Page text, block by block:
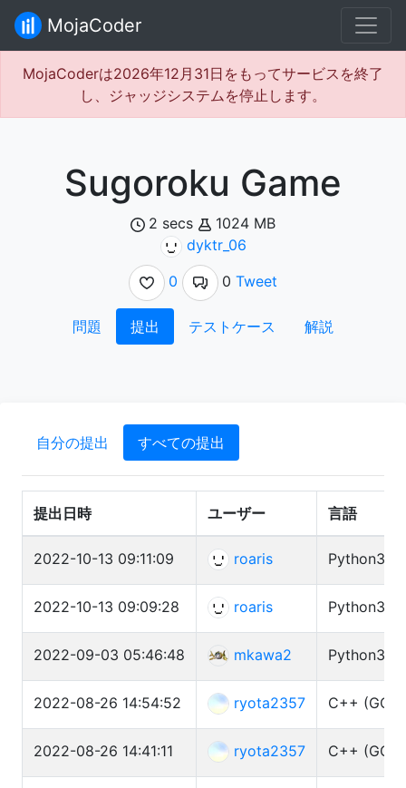
MojaCoder
MojaCoderは2026年12月31日をもってサービスを終了
し、ジャッジシステムを停止します。
Sugoroku Game
2 secs
1024 MB
dyktr_06
0
0 Tweet
問題 提出 テストケース 解説
自分の提出 すべての提出
提出日時 ユーザー 言語
2022-10-13 09:11:09 roaris Python3
2022-10-13 09:09:28 roaris Python3
2022-09-03 05:46:48 mkawa2 Python3
2022-08-26 14:54:52 ryota2357 C++ (GCC
2022-08-26 14:41:11 ryota2357 C++ (GCC